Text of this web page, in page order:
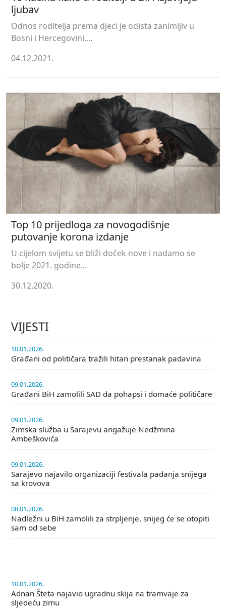
ljubav
Odnos roditelja prema djeci je odista zanimljiv u
Bosni i Hercegovini....
04.12.2021.
Top 10 prijedloga za novogodišnje
putovanje korona izdanje
U cijelom svijetu se bliži doček nove i nadamo se
bolje 2021. godine...
30.12.2020.
VIJESTI
10.01.2026.
Građani od političara tražili hitan prestanak padavina
09.01.2026.
Građani BiH zamolili SAD da pohapsi i domaće političare
09.01.2026.
Zimska služba u Sarajevu angažuje Nedžmina
Ambeškovića
09.01.2026.
Sarajevo najavilo organizaciji festivala padanja snijega
sa krovova
08.01.2026.
Nadležni u BiH zamolili za strpljenje, snijeg će se otopiti
sam od sebe
10.01.2026.
Adnan Šteta najavio ugradnu skija na tramvaje za
sljedeću zimu